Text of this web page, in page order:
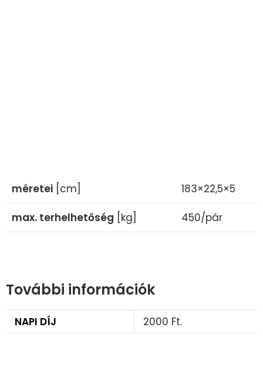
méretei [cm] 183×22,5×5
max. terhelhetőség [kg] 450/pár
További információk
NAPI DÍJ 2000 Ft.